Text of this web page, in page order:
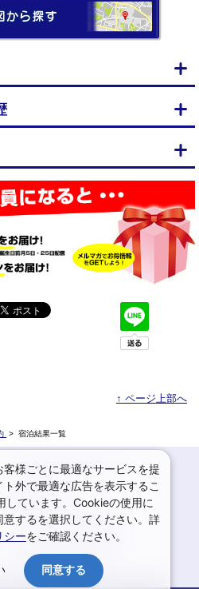
↑ ページ上部へ
> 宿泊結果一覧
プライバシーポリシー
規約集
サイトマップ
お申込みまでの手順
予約確認・変更
様ごとに最適なサービスを提
外で最適な広告を表示するこ
しています。Cookieの使用に
するを選択してください。詳
シーをご確認ください。
同意する